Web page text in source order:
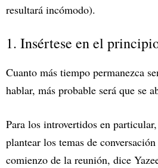
resultará incómodo).
1. Insértese en el
Cuanto más tiempo permanezca
hablar, más probable será que se
Para los introvertidos en
plantear los temas de
comienzo de la reunión, dice